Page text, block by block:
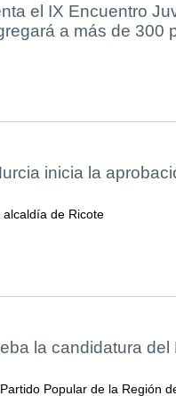
el IX Encuentro
a más de 300
inicia la
de Ricote
la candidatura del
Popular de la Región